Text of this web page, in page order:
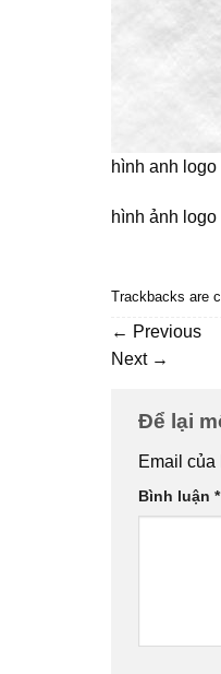
hình anh logo
hình ảnh logo
Trackbacks are
← Previous
Next →
Để lại
Email
Bình luận *